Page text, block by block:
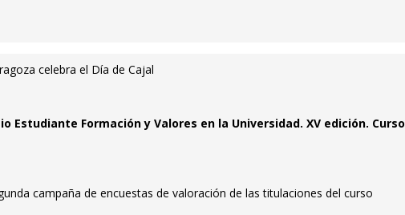
celebra el Día de Cajal
Estudiante Formación y Valores en la Universidad. XV edición. Curso
campaña de encuestas de valoración de las titulaciones del curso